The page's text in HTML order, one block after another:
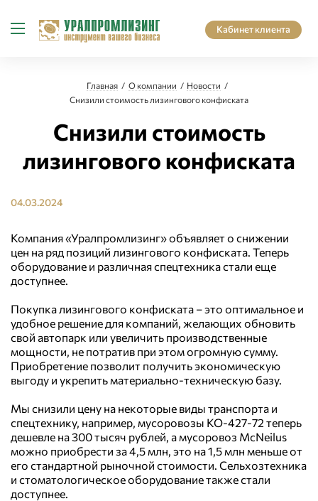
Кабинет клиента
Главная О компании
Новости
Снизили стоимость лизингового конфиската
Снизили стоимость
лизингового конфиската
04.03.2024
Компания «Уралпромлизинг» объявляет о снижении
цен на ряд позиций лизингового конфиската. Теперь
оборудование и различная спецтехника стали еще
доступнее.
Покупка лизингового конфиската – это оптимальное и
удобное решение для компаний, желающих обновить
свой автопарк или увеличить производственные
мощности, не потратив при этом огромную сумму.
Приобретение позволит получить экономическую
выгоду и укрепить материально-техническую базу.
Мы снизили цену на некоторые виды транспорта и
спецтехнику, например, мусоровозы КО-427-72 теперь
дешевле на 300 тысяч рублей, а мусоровоз McNeilus
можно приобрести за 4,5 млн, это на 1,5 млн меньше от
его стандартной рыночной стоимости. Сельхозтехника
и стоматологическое оборудование также стали
доступнее.